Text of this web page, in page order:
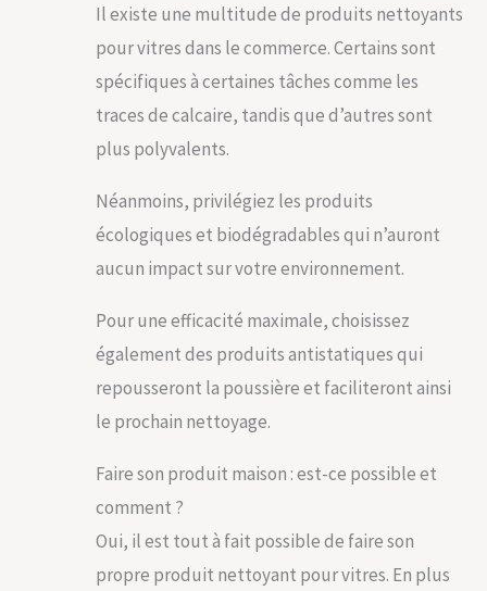
Il existe une multitude de produits nettoyants
pour vitres dans le commerce. Certains sont
spécifiques à certaines tâches comme les
traces de calcaire, tandis que d’autres sont
plus polyvalents.
Néanmoins, privilégiez les produits
écologiques et biodégradables qui n’auront
aucun impact sur votre environnement.
Pour une efficacité maximale, choisissez
également des produits antistatiques qui
repousseront la poussière et faciliteront ainsi
le prochain nettoyage.
Faire son produit maison : est-ce possible et
comment ?
Oui, il est tout à fait possible de faire son
propre produit nettoyant pour vitres. En plus